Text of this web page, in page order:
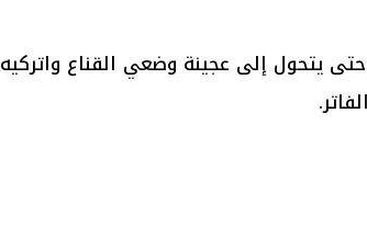
يتحول إلى عجينة وضعي القناع واتركيه